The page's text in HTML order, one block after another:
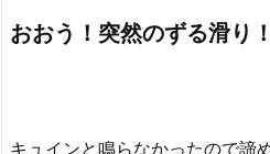
おおう！突然のずる滑り！
キュインと鳴らなかったので諦